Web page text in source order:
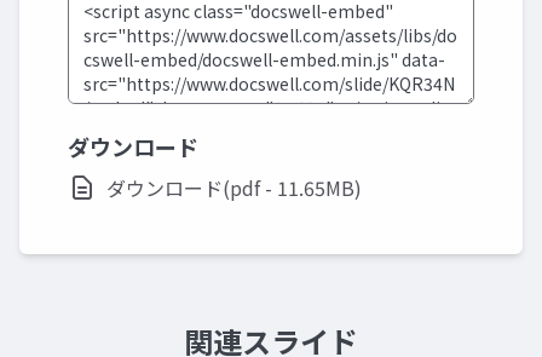
ダウンロード
ダウンロード(pdf - 11.65MB)
関連スライド